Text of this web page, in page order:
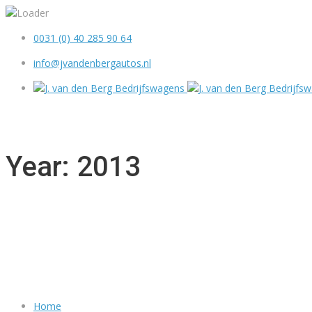
0031 (0) 40 285 90 64
info@jvandenbergautos.nl
Year: 2013
Home